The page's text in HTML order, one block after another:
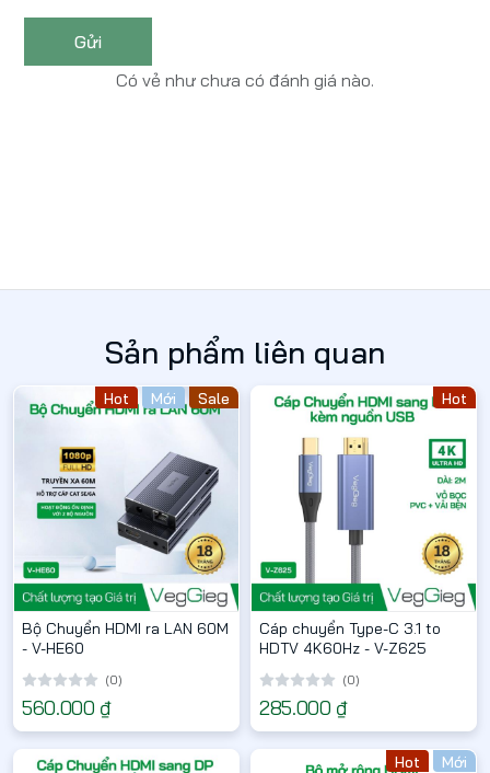
Gửi
Có vẻ như chưa có đánh giá nào.
Sản phẩm liên quan
Hot Mới Sale
Bộ Chuyển HDMI ra LAN 60M
- V-HE60
(0)
560.000 ₫
Hot
Cáp chuyển Type-C 3.1 to
HDTV 4K60Hz - V-Z625
(0)
285.000 ₫
Hot Mới